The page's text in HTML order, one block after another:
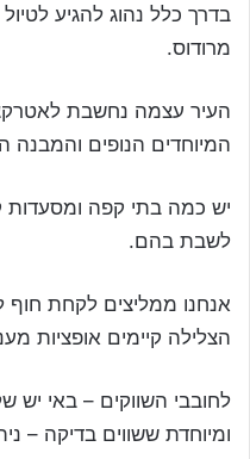
בדרך כלל נהוג להגיע
מרודוס.
העיר עצמה נחשבת
המיוחדים הנופים והמבנה
יש כמה בתי קפה ומסעדות
לשבת בהם.
אנחנו ממליצים לקחת חוף
הצלילה קיימים אופציות
לחובבי השווקים – באי יש
ומיוחדת ששווים בדיקה –